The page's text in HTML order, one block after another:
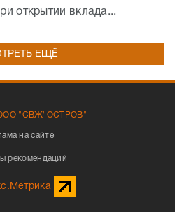
открытии вклада...
ЕЩЁ
ООО "СВЖ"ОСТРОВ"
на сайте
рекомендаций